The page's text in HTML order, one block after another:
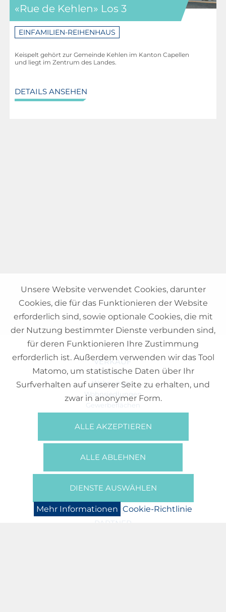
«Rue de Kehlen» Los 3
EINFAMILIEN-REIHENHAUS
Keispelt gehört zur Gemeinde Kehlen im Kanton Capellen
und liegt im Zentrum des Landes.
DETAILS ANSEHEN
VERKAUF
Häuser
Wohnungen
Wohnsiedlungen
Gewerbeflächen
Wer Sind Wir?
NEWS
PARTNER
Unsere Website verwendet Cookies, darunter
Cookies, die für das Funktionieren der Website
erforderlich sind, sowie optionale Cookies, die mit
der Nutzung bestimmter Dienste verbunden sind,
für deren Funktionieren Ihre Zustimmung
erforderlich ist. Außerdem verwenden wir das Tool
Matomo, um statistische Daten über Ihr
Surfverhalten auf unserer Seite zu erhalten, und
zwar in anonymer Form.
ALLE AKZEPTIEREN
ALLE ABLEHNEN
DIENSTE AUSWÄHLEN
Mehr Informationen Cookie-Richtlinie